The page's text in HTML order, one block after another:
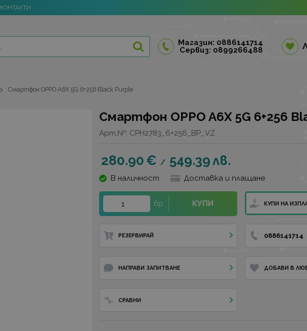
КОНТАКТИ
Магазин: 0886141714
Сервиз: 0899266488
Смартфон OPPO A6X 5G 6+256 Black Purple
Смартфон OPPO A6X 5G 6+256
Арт.№: CPH2783_6+256_BP_VZ
280.90€ / 549.39лв.
В наличност Доставка и плащане
бр. КУПИ КУПИ НА
РЕЗЕРВИРАЙ 0886141714
НАПРАВИ ЗАПИТВАНЕ ДОБАВИ В
СРАВНИ